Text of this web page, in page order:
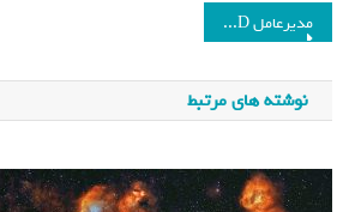
مدیرعامل AMD می‌گوید تراشه‌های ساخت آمریکا تا ۲۰ درصد گران‌ترند_فرنگی
نوشته های مرتبط